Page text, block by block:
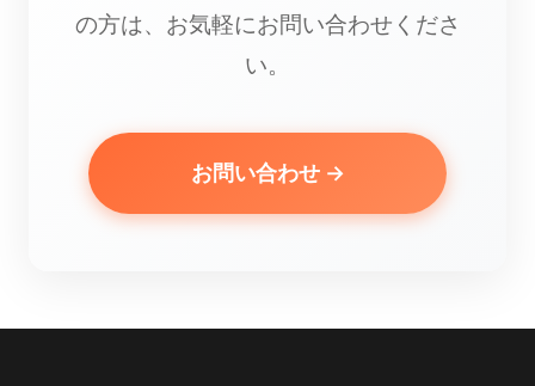
の方は、お気軽にお問い合わせくださ
い。
お問い合わせ →